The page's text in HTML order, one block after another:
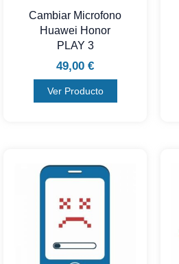
Cambiar Microfono
Huawei Honor
PLAY 3
49,00 €
Ver Producto